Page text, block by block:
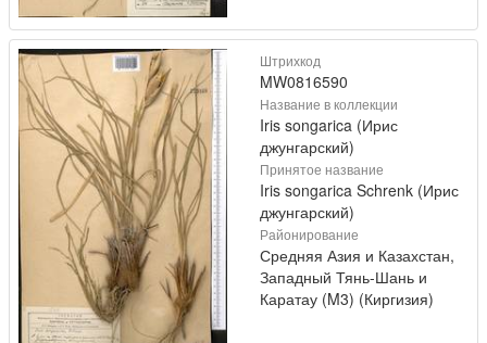
Штрихкод
MW0816590
Название в коллекции
Iris songarica (Ирис
джунгарский)
Принятое название
Iris songarica Schrenk (Ирис
джунгарский)
Районирование
Средняя Азия и Казахстан,
Западный Тянь-Шань и
Каратау (M3) (Киргизия)